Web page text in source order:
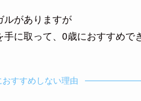
ルがありますが
に取って、0歳におすすめで
すすめしない理由